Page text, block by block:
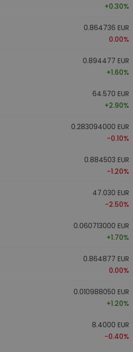
+0.30%
0.864736 EUR
0.00%
0.894477 EUR
+1.60%
64.570 EUR
+2.90%
0.283094000 EUR
-0.10%
0.884503 EUR
-1.20%
47.030 EUR
-2.50%
0.060713000 EUR
+1.70%
0.864877 EUR
0.00%
0.010988050 EUR
+1.20%
8.4000 EUR
-0.40%